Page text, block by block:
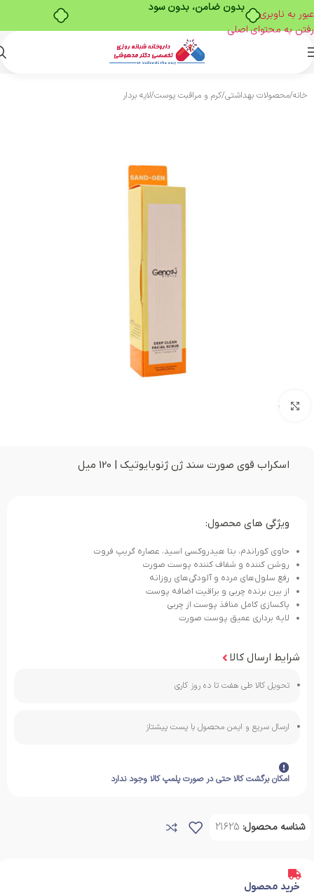
بدون ضامن، بدون سود
عبور به ناوبری
رفتن به محتوای اصلی
خانه/محصولات بهداشتی/کرم و مراقبت پوست/لایه بردار
بزرگنمایی تصویر
اسکراب قوی صورت سند ژن ژنوبایوتیک | 120 میل
ویژگی های محصول:
حاوی کوراندم، بتا هیدروکسی اسید، عصاره گریپ فروت
روشن کننده و شفاف کننده پوست صورت
رفع سلول‌های مرده و آلودگی‌های روزانه
از بین برنده چربی و براقیت اضافه پوست
پاکسازی کامل منافذ پوست از چربی
لایه برداری عمیق پوست صورت
شرایط ارسال کالا
تحویل کالا طی هفت تا ده روز کاری
ارسال سریع و ایمن محصول با پست پیشتاز
امکان برگشت کالا حتی در صورت پلمپ کالا وجود ندارد
شناسه محصول: 21625
خرید محصول